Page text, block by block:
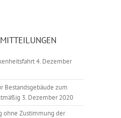
4. Dezember
Bestandsgebäude zum
3. Dezember 2020
ohne Zustimmung der